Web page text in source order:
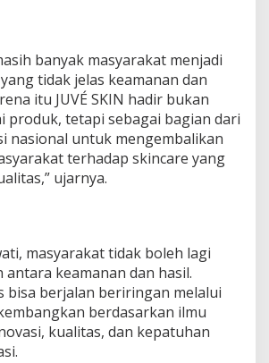
e
r
s
a
t
u
banyak masyarakat menjadi
tidak jelas keamanan dan
itu JUVÉ SKIN hadir bukan
produk, tetapi sebagai bagian dari
nasional untuk mengembalikan
terhadap skincare yang
ujarnya.
masyarakat tidak boleh lagi
antara keamanan dan hasil.
bisa berjalan beriringan melalui
berdasarkan ilmu
kualitas, dan kepatuhan